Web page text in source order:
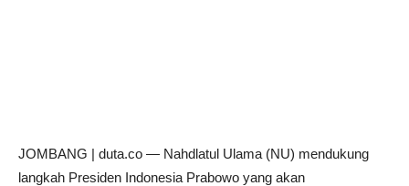
JOMBANG | duta.co — Nahdlatul Ulama (NU) mendukung
langkah Presiden Indonesia Prabowo yang akan